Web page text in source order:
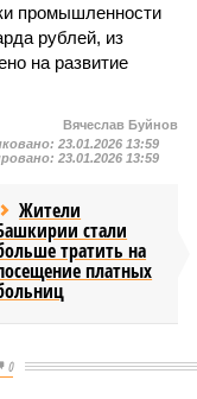
промышленности
рублей, из
на развитие
Вячеслав Буйнов
23.01.2026 13:59
23.01.2026 13:59
Жители
стали
тратить на
платных
0